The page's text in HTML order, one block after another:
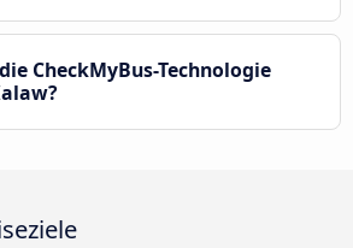
CheckMyBus-Technologie